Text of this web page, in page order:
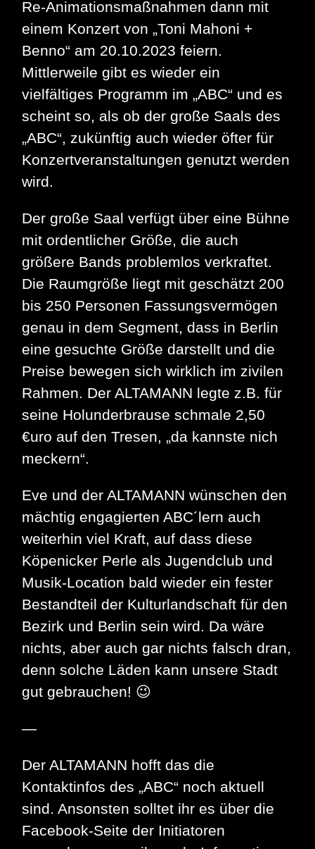
Re-Animationsmaßnahmen dann mit
einem Konzert von „Toni Mahoni +
Benno“ am 20.10.2023 feiern.
Mittlerweile gibt es wieder ein
vielfältiges Programm im „ABC“ und es
scheint so, als ob der große Saals des
„ABC“, zukünftig auch wieder öfter für
Konzertveranstaltungen genutzt werden
wird.
Der große Saal verfügt über eine Bühne
mit ordentlicher Größe, die auch
größere Bands problemlos verkraftet.
Die Raumgröße liegt mit geschätzt 200
bis 250 Personen Fassungsvermögen
genau in dem Segment, dass in Berlin
eine gesuchte Größe darstellt und die
Preise bewegen sich wirklich im zivilen
Rahmen. Der ALTAMANN legte z.B. für
seine Holunderbrause schmale 2,50
€uro auf den Tresen, „da kannste nich
meckern“.
Eve und der ALTAMANN wünschen den
mächtig engagierten ABC´lern auch
weiterhin viel Kraft, auf dass diese
Köpenicker Perle als Jugendclub und
Musik-Location bald wieder ein fester
Bestandteil der Kulturlandschaft für den
Bezirk und Berlin sein wird. Da wäre
nichts, aber auch gar nichts falsch dran,
denn solche Läden kann unsere Stadt
gut gebrauchen! 😉
—
Der ALTAMANN hofft das die
Kontaktinfos des „ABC“ noch aktuell
sind. Ansonsten solltet ihr es über die
Facebook-Seite der Initiatoren